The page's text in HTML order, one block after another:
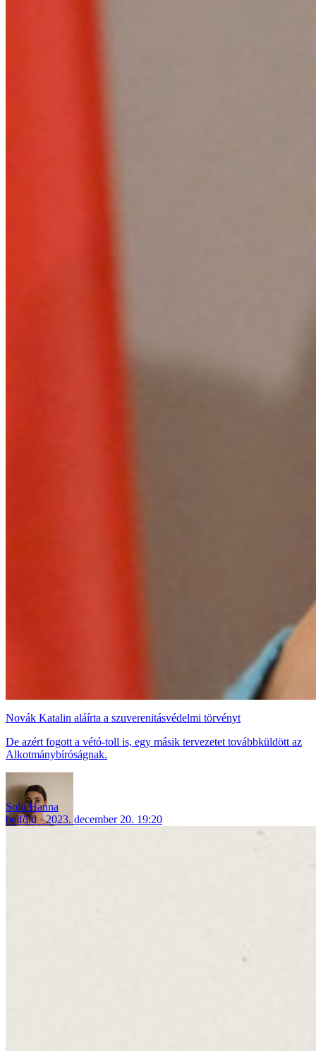
Novák Katalin aláírta a szuverenitásvédelmi törvényt
De azért fogott a vétó-toll is, egy másik tervezetet továbbküldött az
Alkotmánybíróságnak.
Solti Hanna
belföld
2023. december 20. 19:20